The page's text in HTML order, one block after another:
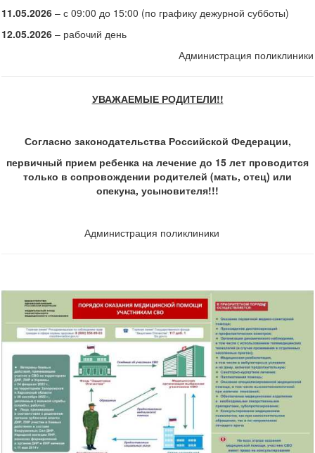
11.05.2026 – с 09:00 до 15:00 (по графику дежурной субботы)
12.05.2026 – рабочий день
Администрация поликлиники
УВАЖАЕМЫЕ РОДИТЕЛИ!!
Согласно законодательства Российской Федерации,
первичный прием ребенка на лечение до 15 лет проводится
только в сопровождении родителей (мать, отец) или
опекуна, усыновителя!!!
Администрация поликлиники